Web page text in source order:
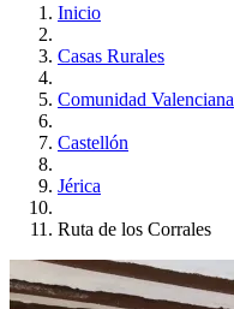
Inicio
Casas Rurales
Comunidad Valenciana
Castellón
Jérica
Ruta de los Corrales